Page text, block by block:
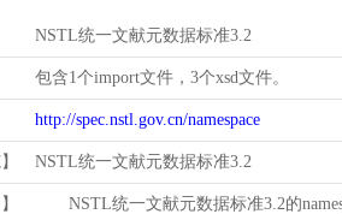
NSTL统一文献元数据标准3.2
包含1个import文件，3个xsd文件。
http://spec.nstl.gov.cn/namespace
NSTL统一文献元数据标准3.2
NSTL统一文献元数据标准3.2的